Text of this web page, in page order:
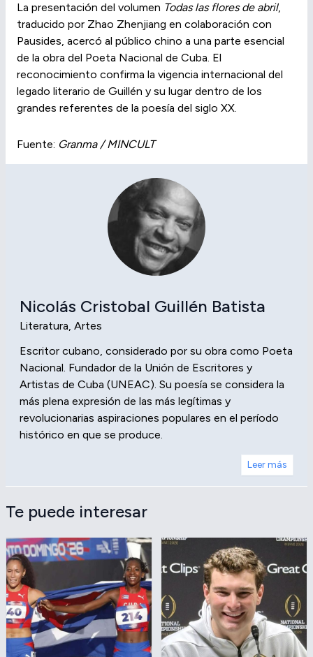
La presentación del volumen Todas las flores de abril,
traducido por Zhao Zhenjiang en colaboración con
Pausides, acercó al público chino a una parte esencial
de la obra del Poeta Nacional de Cuba. El
reconocimiento confirma la vigencia internacional del
legado literario de Guillén y su lugar dentro de los
grandes referentes de la poesía del siglo XX.
Fuente: Granma / MINCULT
Nicolás Cristobal Guillén Batista
Literatura, Artes
Escritor cubano, considerado por su obra como Poeta
Nacional. Fundador de la Unión de Escritores y
Artistas de Cuba (UNEAC). Su poesía se considera la
más plena expresión de las más legítimas y
revolucionarias aspiraciones populares en el período
histórico en que se produce.
Leer más
Te puede interesar